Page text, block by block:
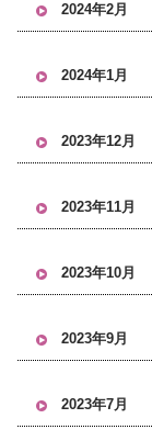
2024年2月
2024年1月
2023年12月
2023年11月
2023年10月
2023年9月
2023年7月